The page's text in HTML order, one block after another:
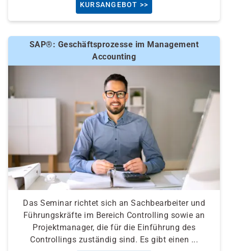
KURSANGEBOT >>
SAP®: Geschäftsprozesse im Management
Accounting
Das Seminar richtet sich an Sachbearbeiter und
Führungskräfte im Bereich Controlling sowie an
Projektmanager, die für die Einführung des
Controllings zuständig sind. Es gibt einen ...